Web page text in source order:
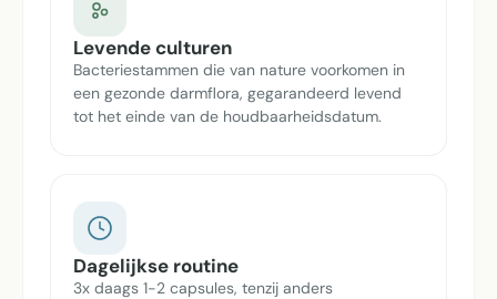
Levende culturen
Bacteriestammen die van nature voorkomen in
een gezonde darmflora, gegarandeerd levend
tot het einde van de houdbaarheidsdatum.
Dagelijkse routine
3x daags 1-2 capsules, tenzij anders